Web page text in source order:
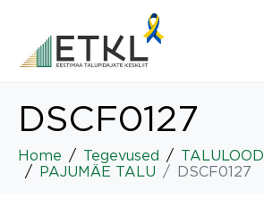
DSCF0127
Home Tegevused
TALULOOD
PAJUMÄE TALU
DSCF0127